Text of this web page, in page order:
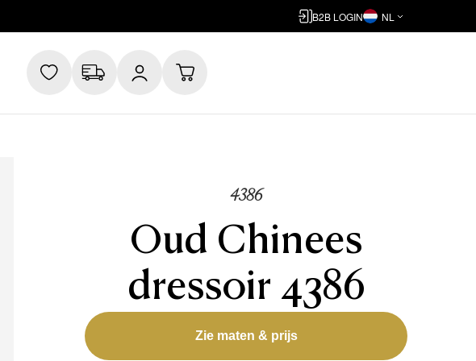
B2B LOGIN NL
4386
Oud Chinees
dressoir 4386
Zie maten & prijs